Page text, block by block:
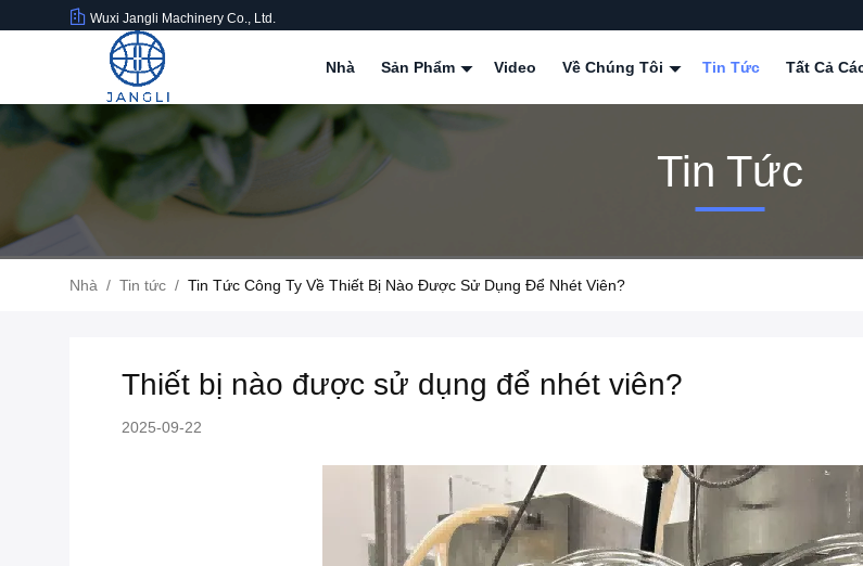
Wuxi Jangli Machinery Co., Ltd.
Nhà Sản Phẩm Video Về Chúng Tôi Tin Tức Tất Cả
Tin Tức
Nhà / Tin tức / Tin Tức Công Ty Về Thiết Bị Nào Được Sử Dụng Để Nhét Viên?
Thiết bị nào được sử dụng để nhét viên?
2025-09-22